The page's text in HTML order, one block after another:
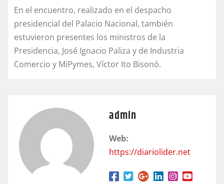
En el encuentro, realizado en el despacho
presidencial del Palacio Nacional, también
estuvieron presentes los ministros de la
Presidencia, José Ignacio Paliza y de Industria
Comercio y MiPymes, Víctor Ito Bisonó.
admin
Web:
https://diariolider.net